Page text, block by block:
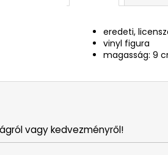
eredeti,
vinyl figura
magasság: 9
vagy kedvezményről!